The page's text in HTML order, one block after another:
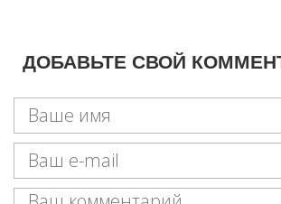
ДОБАВЬТЕ СВОЙ